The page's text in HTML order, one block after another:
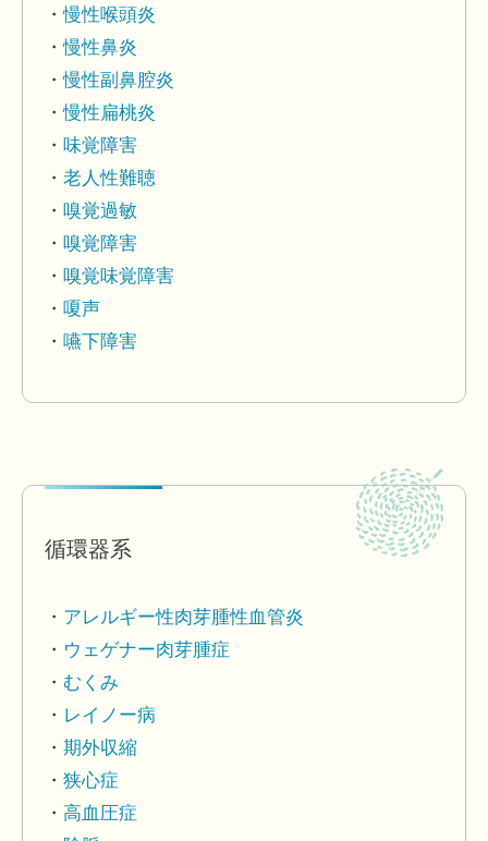
慢性喉頭炎
慢性鼻炎
慢性副鼻腔炎
慢性扁桃炎
味覚障害
老人性難聴
嗅覚過敏
嗅覚障害
嗅覚味覚障害
嗄声
嚥下障害
循環器系
アレルギー性肉芽腫性血管炎
ウェゲナー肉芽腫症
むくみ
レイノー病
期外収縮
狭心症
高血圧症